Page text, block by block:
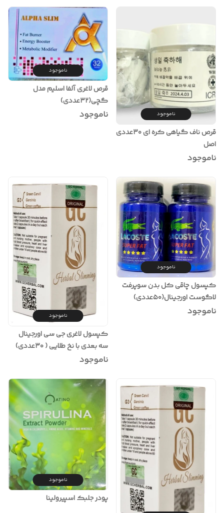
ناموجود
قرص ناف گیاهی کره ای ۳۰عددی
اصل
ناموجود
ناموجود
قرص لاغری آلفا اسلیم مدل
گچی(۳۲عددی)
ناموجود
ناموجود
کپسول چاقی کل بدن سوپرفت
لاگوست اورجینال(۵۰عددی)
ناموجود ناموجود
کپسول لاغری جی سی اورجینال
سه بعدی با نخ طلایی ( ۳۰عددی)
ناموجود
ناموجود
پودر جلبک اسپیرولینا